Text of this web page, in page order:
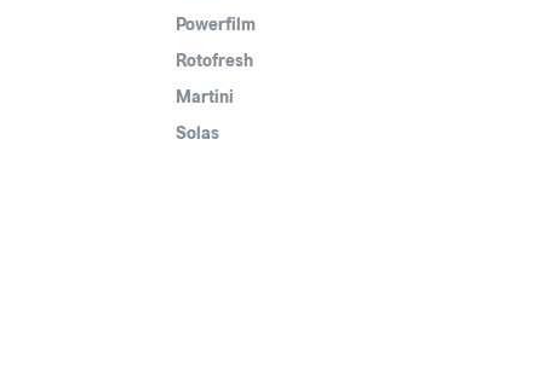
Powerfilm
Rotofresh
Martini
Solas